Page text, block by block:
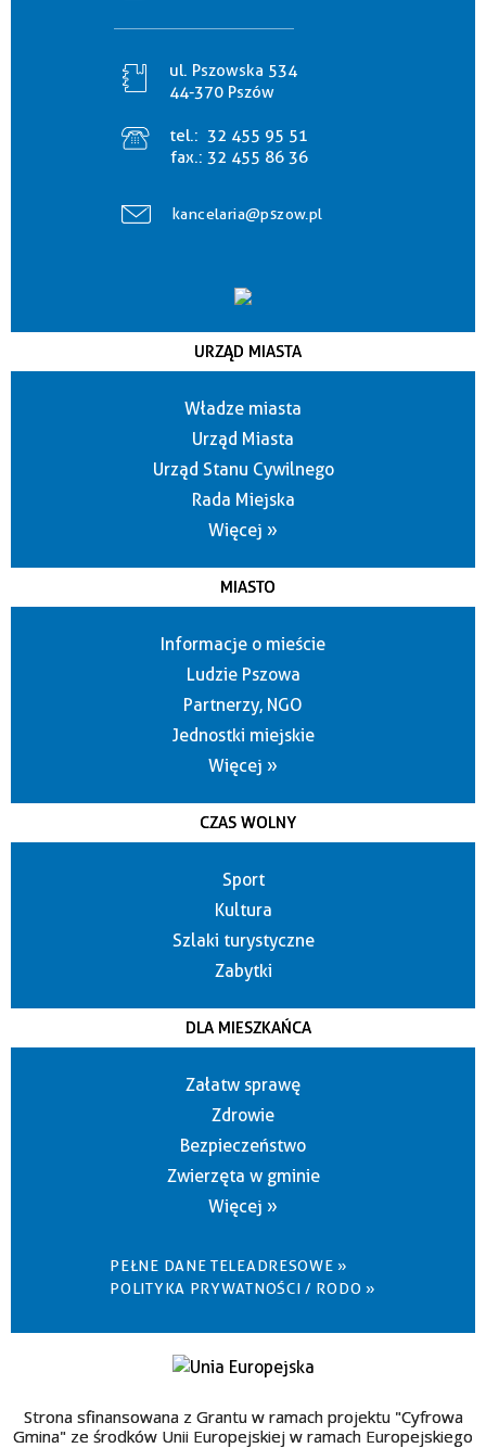
ul. Pszowska 534
44-370 Pszów
tel.: 32 455 95 51
fax.: 32 455 86 36
kancelaria@pszow.pl
URZĄD MIASTA
Władze miasta
Urząd Miasta
Urząd Stanu Cywilnego
Rada Miejska
Więcej »
MIASTO
Informacje o mieście
Ludzie Pszowa
Partnerzy, NGO
Jednostki miejskie
Więcej »
CZAS WOLNY
Sport
Kultura
Szlaki turystyczne
Zabytki
DLA MIESZKAŃCA
Załatw sprawę
Zdrowie
Bezpieczeństwo
Zwierzęta w gminie
Więcej »
PEŁNE DANE TELEADRESOWE »
POLITYKA PRYWATNOŚCI / RODO »
Strona sfinansowana z Grantu w ramach projektu "Cyfrowa
Gmina" ze środków Unii Europejskiej w ramach Europejskiego